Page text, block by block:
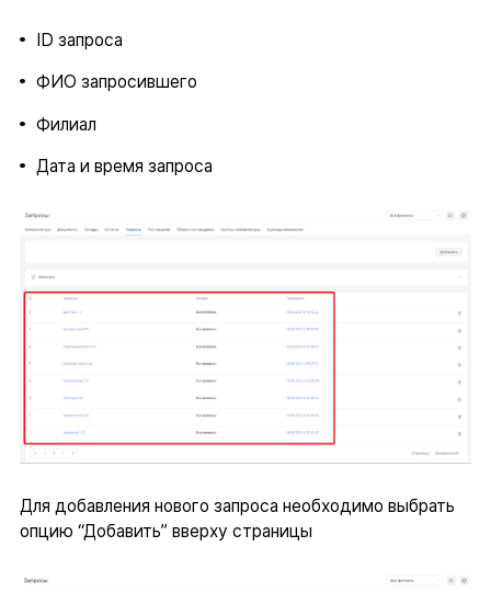
ID запроса
ФИО запросившего
Филиал
Дата и время запроса
Для добавления нового запроса необходимо выбрать
опцию “Добавить” вверху страницы